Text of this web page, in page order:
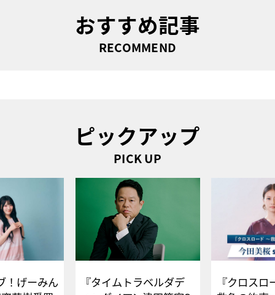
おすすめ記事
RECOMMEND
ピックアップ
PICK UP
！げーみん
『タイムトラベルダデ
『クロス